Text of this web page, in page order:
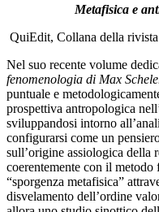
Metafisica e
QuiEdit, Collana della
Nel suo recente volume
fenomenologia di Max
puntuale e
prospettiva antropologica
sviluppandosi intorno
configurarsi come un
sull’origine assiologica della
coerentemente con il metodo
“sporgenza metafisica”
disvelamento dell’ordine